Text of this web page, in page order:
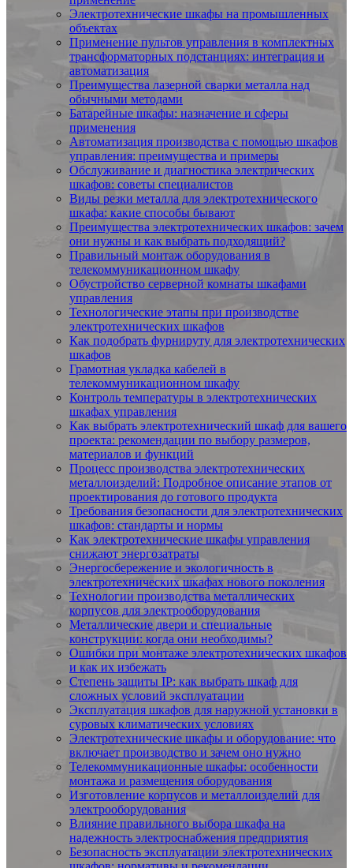
Электротехнические шкафы на промышленных
объектах
Применение пультов управления в комплектных
трансформаторных подстанциях: интеграция и
автоматизация
Преимущества лазерной сварки металла над
обычными методами
Батарейные шкафы: назначение и сферы
применения
Автоматизация производства с помощью шкафов
управления: преимущества и примеры
Обслуживание и диагностика электрических
шкафов: советы специалистов
Виды резки металла для электротехнического
шкафа: какие способы бывают
Преимущества электротехнических шкафов: зачем
они нужны и как выбрать подходящий?
Правильный монтаж оборудования в
телекоммуникационном шкафу
Обустройство серверной комнаты шкафами
управления
Технологические этапы при производстве
электротехнических шкафов
Как подобрать фурнируту для электротехнических
шкафов
Грамотная укладка кабелей в
телекоммуникационном шкафу
Контроль температуры в электротехнических
шкафах управления
Как выбрать электротехнический шкаф для вашего
проекта: рекомендации по выбору размеров,
материалов и функций
Процесс производства электротехнических
металлоизделий: Подробное описание этапов от
проектирования до готового продукта
Требования безопасности для электротехнических
шкафов: стандарты и нормы
Как электротехнические шкафы управления
снижают энергозатраты
Энергосбережение и экологичность в
электротехнических шкафах нового поколения
Технологии производства металлических
корпусов для электрооборудования
Металлические двери и специальные
конструкции: когда они необходимы?
Ошибки при монтаже электротехнических шкафов
и как их избежать
Степень защиты IP: как выбрать шкаф для
сложных условий эксплуатации
Эксплуатация шкафов для наружной установки в
суровых климатических условиях
Электротехнические шкафы и оборудование: что
включает производство и зачем оно нужно
Телекоммуникационные шкафы: особенности
монтажа и размещения оборудования
Изготовление корпусов и металлоизделий для
электрооборудования
Влияние правильного выбора шкафа на
надежность электроснабжения предприятия
Безопасность эксплуатации электротехнических